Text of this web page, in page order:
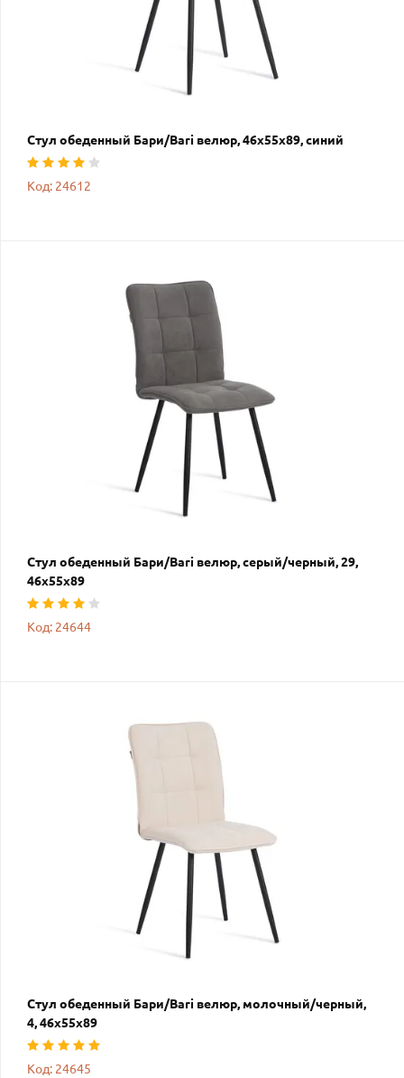
Стул обеденный Бари/Bari велюр, 46х55х89, синий
Код: 24612
Стул обеденный Бари/Bari велюр, серый/черный, 29,
46х55х89
Код: 24644
Стул обеденный Бари/Bari велюр, молочный/черный,
4, 46х55х89
Код: 24645